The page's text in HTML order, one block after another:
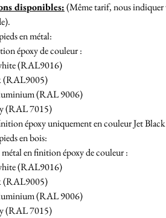
disponibles:(Même tarif, nous indiquer
en métal:
époxy de couleur :
(RAL9016)
(RAL9005)
(RAL 9006)
(RAL 7015)
époxy uniquement en couleur Jet
en bois:
métal en finition époxy de couleur :
(RAL9016)
(RAL9005)
(RAL 9006)
(RAL 7015)